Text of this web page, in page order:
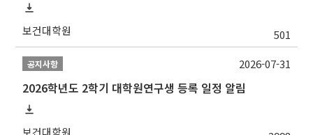
보건대학원 501
공지사항
2026학년도 2학기 대학원연구생 등록 일정 알림
보건대학원
2026-07-31